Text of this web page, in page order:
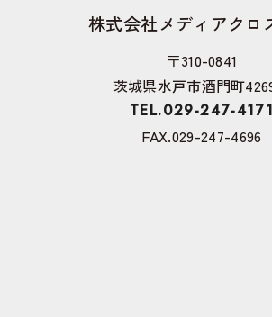
株式会社メディアクロ
〒310-0841
茨城県水戸市酒門町
TEL.029-247-4171
FAX.029-247-4696